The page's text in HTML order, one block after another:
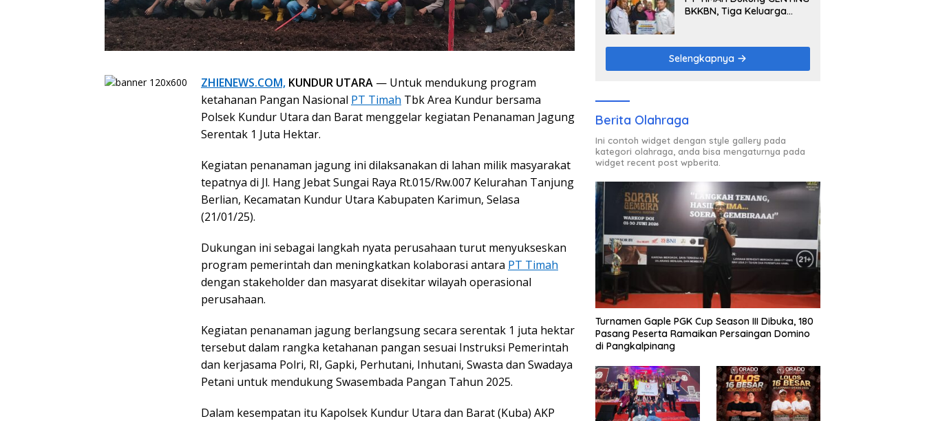
ZHIENEWS.COM, KUNDUR UTARA — Untuk mendukung program
ketahanan Pangan Nasional PT Timah Tbk Area Kundur bersama
Polsek Kundur Utara dan Barat menggelar kegiatan Penanaman Jagung
Serentak 1 Juta Hektar.
Kegiatan penanaman jagung ini dilaksanakan di lahan milik masyarakat
tepatnya di Jl. Hang Jebat Sungai Raya Rt.015/Rw.007 Kelurahan Tanjung
Berlian, Kecamatan Kundur Utara Kabupaten Karimun, Selasa
(21/01/25).
Dukungan ini sebagai langkah nyata perusahaan turut menyukseskan
program pemerintah dan meningkatkan kolaborasi antara PT Timah
dengan stakeholder dan masyarat disekitar wilayah operasional
perusahaan.
Kegiatan penanaman jagung berlangsung secara serentak 1 juta hektar
tersebut dalam rangka ketahanan pangan sesuai Instruksi Pemerintah
dan kerjasama Polri, RI, Gapki, Perhutani, Inhutani, Swasta dan Swadaya
Petani untuk mendukung Swasembada Pangan Tahun 2025.
Dalam kesempatan itu Kapolsek Kundur Utara dan Barat (Kuba) AKP
BKKBN, Tiga Keluarga
Selengkapnya
Berita Olahraga
Ini contoh widget dengan style gallery pada
kategori olahraga, anda bisa mengaturnya pada
widget recent post wpberita.
Turnamen Gaple PGK Cup Season III Dibuka, 180
Pasang Peserta Ramaikan Persaingan Domino
di Pangkalpinang